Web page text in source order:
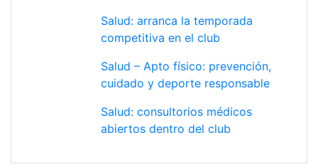
Salud: arranca la temporada
competitiva en el club
Salud – Apto físico: prevención,
cuidado y deporte responsable
Salud: consultorios médicos
abiertos dentro del club